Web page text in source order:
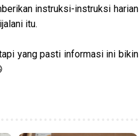
instruksi-instruksi harian
itu.
yang pasti informasi ini bikin